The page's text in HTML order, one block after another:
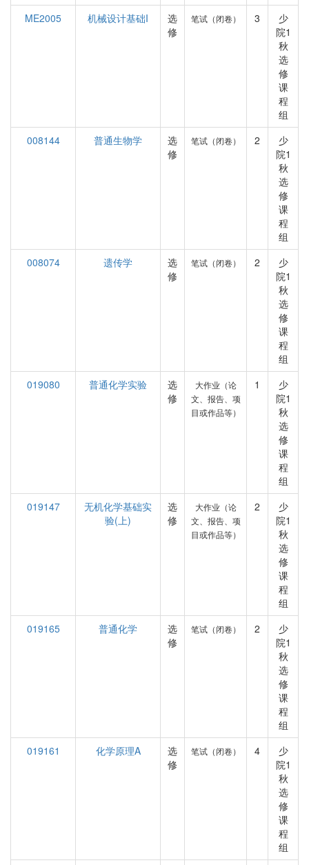
ME2005
机械设计基础I
选
修
笔试（闭卷） 3
少
院1
秋
选
修
课
程
组
008144
普通生物学
选
修
笔试（闭卷） 2
少
院1
秋
选
修
课
程
组
008074
遗传学
选
修
笔试（闭卷） 2
少
院1
秋
选
修
课
程
组
019080
普通化学实验
选
修
大作业（论
文、报告、项
目或作品等）
1
少
院1
秋
选
修
课
程
组
019147
无机化学基础实
验(上)
选
修
大作业（论
文、报告、项
目或作品等）
2
少
院1
秋
选
修
课
程
组
019165
普通化学
选
修
笔试（闭卷） 2
少
院1
秋
选
修
课
程
组
019161
化学原理A
选
修
笔试（闭卷） 4
少
院1
秋
选
修
课
程
组